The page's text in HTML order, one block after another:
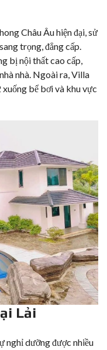
Châu Âu hiện đại, sử
trọng, đẳng cấp.
bị nội thất cao cấp,
nhà. Ngoài ra, Villa
bể bơi và khu vực
Lải
nghỉ dưỡng được nhiều